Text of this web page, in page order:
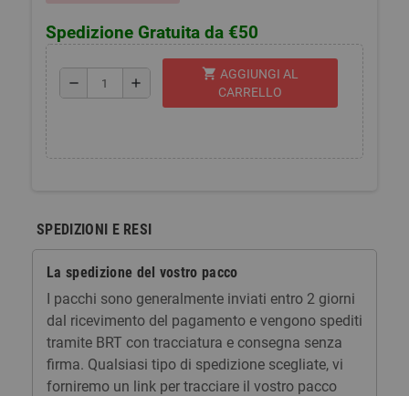
Spedizione Gratuita da €50
remove add
shopping_cart AGGIUNGI AL
CARRELLO
SPEDIZIONI E RESI
La spedizione del vostro pacco
I pacchi sono generalmente inviati entro 2 giorni
dal ricevimento del pagamento e vengono spediti
tramite BRT con tracciatura e consegna senza
firma. Qualsiasi tipo di spedizione scegliate, vi
forniremo un link per tracciare il vostro pacco